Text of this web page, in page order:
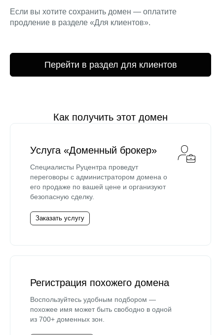
Если вы хотите сохранить домен — оплатите
продление в разделе «Для клиентов».
Перейти в раздел для клиентов
Как получить этот домен
Услуга «Доменный брокер»
Специалисты Руцентра проведут
переговоры с администратором домена о
его продаже по вашей цене и организуют
безопасную сделку.
Заказать услугу
Регистрация похожего домена
Воспользуйтесь удобным подбором —
похожее имя может быть свободно в одной
из 700+ доменных зон.